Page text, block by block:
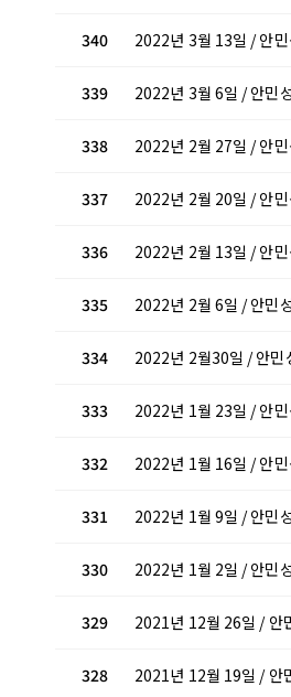
340 2022년 3월 13일 / 안민
339 2022년 3월 6일 / 안민
338 2022년 2월 27일 / 안
337 2022년 2월 20일 / 안민
336 2022년 2월 13일 / 안
335 2022년 2월 6일 / 안민
334 2022년 2월30일 / 안민
333 2022년 1월 23일 / 안
332 2022년 1월 16일 / 안
331 2022년 1월 9일 / 안민
330 2022년 1월 2일 / 안민
329 2021년 12월 26일 / 안
328 2021년 12월 19일 / 안